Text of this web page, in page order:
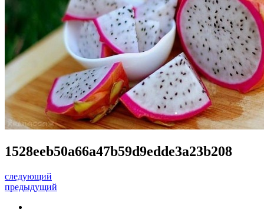
1528eeb50a66a47b59d9edde3a23b208
следующий
предыдущий